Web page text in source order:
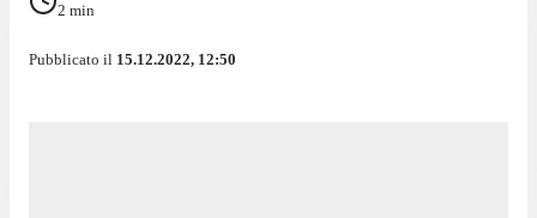
2 min
Pubblicato il 15.12.2022, 12:50